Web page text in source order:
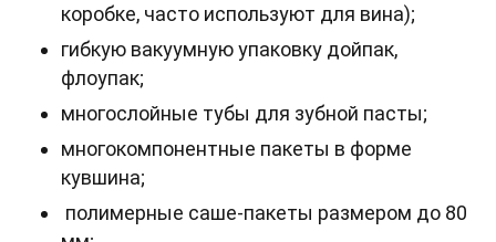
коробке, часто используют для вина);
гибкую вакуумную упаковку дойпак,
флоупак;
многослойные тубы для зубной пасты;
многокомпонентные пакеты в форме
кувшина;
полимерные саше-пакеты размером до 80